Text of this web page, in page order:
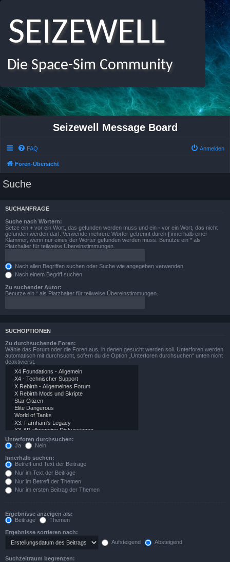
SEIZEWELL
Die Space-Sim Community
Seizewell Message Board
FAQ Anmelden
Foren-Übersicht
Suche
SUCHANFRAGE
Suche nach Wörtern:
Setze ein + vor ein Wort, das gefunden werden muss und ein - vor ein Wort, das nicht
gefunden werden darf. Verwende mehrere Wörter getrennt durch | innerhalb einer
Klammer, wenn nur eines der Wörter gefunden werden muss. Benutze ein * als
Platzhalter für teilweise Übereinstimmungen.
Nach allen Begriffen suchen oder Suche wie angegeben verwenden
Nach einem Begriff suchen
Zu suchender Autor:
Benutze ein * als Platzhalter für teilweise Übereinstimmungen.
SUCHOPTIONEN
Zu durchsuchende Foren:
Wähle das Forum oder die Foren aus, in denen gesucht werden soll. Unterforen werden
automatisch mit durchsucht, sofern du die Option „Unterforen durchsuchen“ unten nicht
deaktivierst.
Unterforen durchsuchen:
Ja
Nein
Innerhalb suchen:
Betreff und Text der Beiträge
Nur im Text der Beiträge
Nur im Betreff der Themen
Nur im ersten Beitrag der Themen
Ergebnisse anzeigen als:
Beiträge
Themen
Ergebnisse sortieren nach:
Aufsteigend
Absteigend
Suchzeitraum begrenzen: